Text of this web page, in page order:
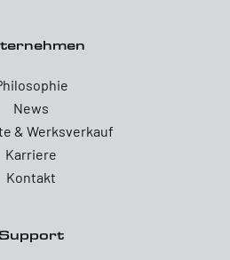
News
& Werksverkauf
Karriere
Kontakt
Support